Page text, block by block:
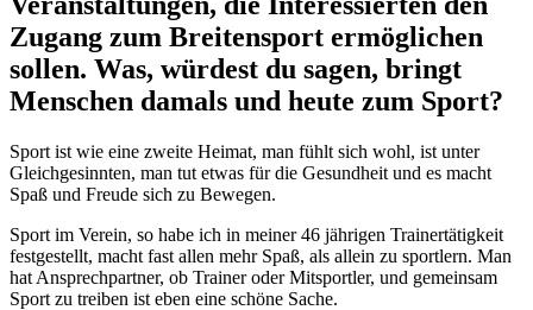
Zugang zum Breitensport ermöglichen
sollen. Was, würdest du sagen, bringt
Menschen damals und heute zum Sport?
Sport ist wie eine zweite Heimat, man fühlt sich wohl, ist unter
Gleichgesinnten, man tut etwas für die Gesundheit und es macht
Spaß und Freude sich zu Bewegen.
Sport im Verein, so habe ich in meiner 46 jährigen Trainertätigkeit
festgestellt, macht fast allen mehr Spaß, als allein zu sportlern. Man
hat Ansprechpartner, ob Trainer oder Mitsportler, und gemeinsam
Sport zu treiben ist eben eine schöne Sache.